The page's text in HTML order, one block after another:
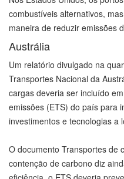
combustíveis alternativos,
maneira de reduzir emissões
Austrália
Um relatório divulgado na
Transportes Nacional da
cargas deveria ser incluído
emissões (ETS) do país para
investimentos e tecnologias a
O documento Transportes de
contenção de carbono diz